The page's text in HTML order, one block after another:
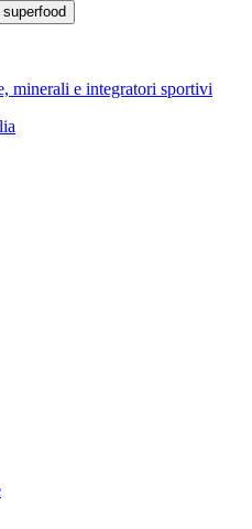
minerali e integratori sportivi